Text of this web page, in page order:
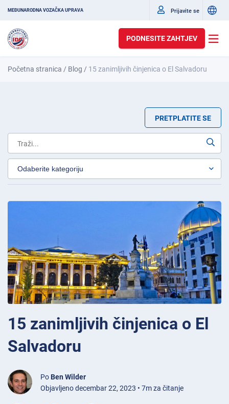
MEĐUNARODNA VOZAČKA UPRAVA Prijavite se
PODNESITE ZAHTJEV
Početna stranica / Blog / 15 zanimljivih činjenica o El Salvadoru
PRETPLATITE SE
15 zanimljivih činjenica o El
Salvadoru
Po Ben Wilder
Objavljeno decembar 22, 2023 • 7m za čitanje